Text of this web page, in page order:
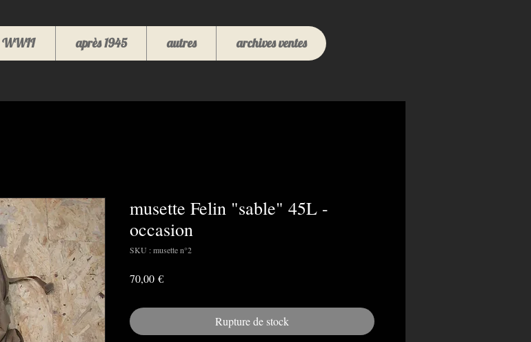
WWII après 1945 autres archives ventes
musette Felin "sable" 45L -
occasion
SKU : musette n°2
70,00 €Prix
Rupture de stock